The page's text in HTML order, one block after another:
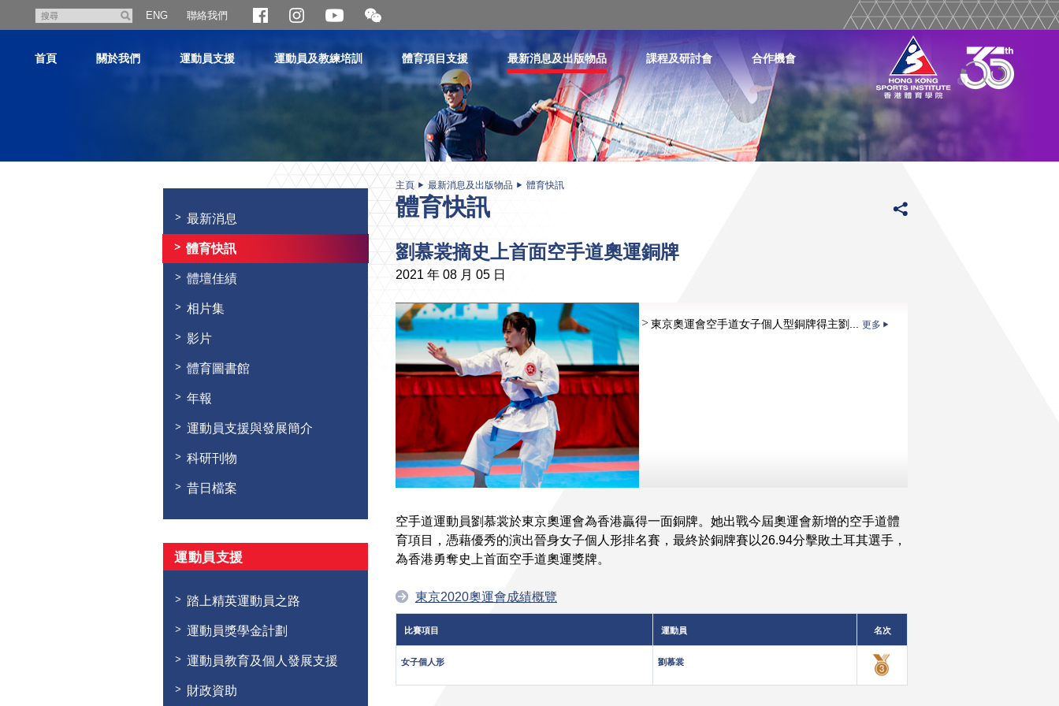
尋
ENG 聯絡我們
開
合
二
維
首頁 關於我們 運動員支援 運動員及教練培訓 體育項目支援 最新消息及出版物品 課程及研討會 合作機會
最新消息
體育快訊
體壇佳績
相片集
影片
體育圖書館
年報
運動員支援與發展簡介
科研刊物
昔日檔案
運動員支援
踏上精英運動員之路
運動員獎學金計劃
運動員教育及個人發展支援
財政資助
主頁 最新消息及出版物品 體育快訊
體育快訊
劉慕裳摘史上首面空手道奧運銅牌
2021 年 08 月 05 日
東京奧運會空手道女子個人型銅牌得主劉... 更多
空手道運動員劉慕裳於東京奧運會為香港贏得一面銅牌。她出戰今屆奧運會新增的空手道體
育項目，憑藉優秀的演出晉身女子個人形排名賽，最終於銅牌賽以26.94分擊敗土耳其選手，
為香港勇奪史上首面空手道奧運獎牌。
東京2020奧運會成績概覽
比賽項目 運動員 名次
女子個人形 劉慕裳